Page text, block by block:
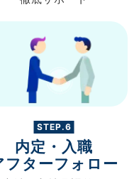
STEP.6
内定・入職
フターフォロー